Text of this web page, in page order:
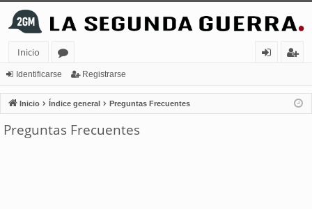
Inicio
or
os
nt
ifi
ist
ra
Identificarse Registrarse
Inicio Índice general Preguntas Frecuentes
Preguntas Frecuentes